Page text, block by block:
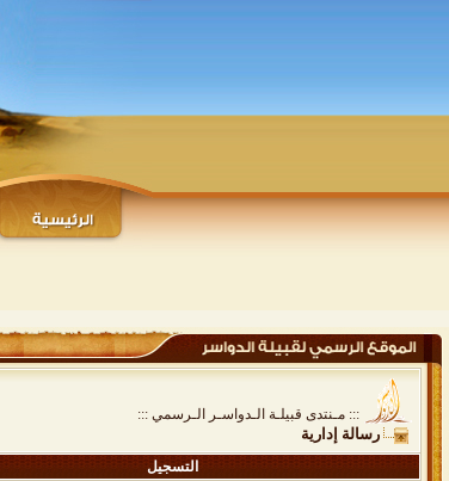
::: مـنتدى قبيلـة الـدواسـر الـرسمي :::
رسالة إدارية
التسجيل